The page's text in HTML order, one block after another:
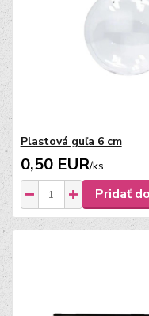
Plastová guľa 6 cm
0,50 EUR/ks
Pridať